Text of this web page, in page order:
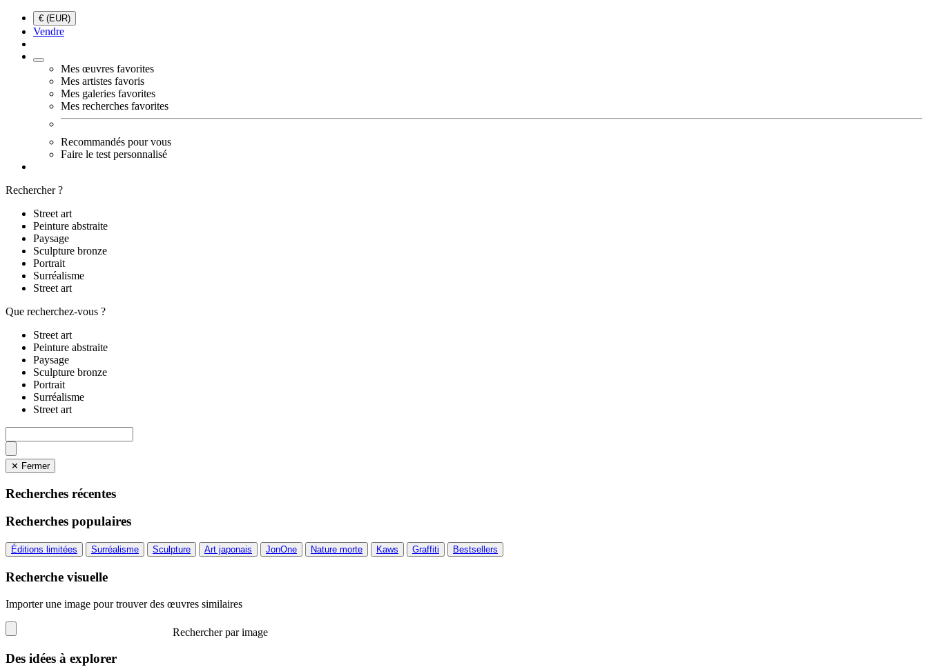
€ (EUR)
Vendre
Mes œuvres favorites
Mes artistes favoris
Mes galeries favorites
Mes recherches favorites
Recommandés pour vous
Faire le test personnalisé
Rechercher ?
Street art
Peinture abstraite
Paysage
Sculpture bronze
Portrait
Surréalisme
Street art
Que recherchez-vous ?
Street art
Peinture abstraite
Paysage
Sculpture bronze
Portrait
Surréalisme
Street art
✕ Fermer
Recherches récentes
Recherches populaires
Éditions limitées Surréalisme Sculpture Art japonais JonOne Nature morte Kaws Graffiti Bestsellers
Recherche visuelle
Importer une image pour trouver des œuvres similaires
Rechercher par image
Des idées à explorer